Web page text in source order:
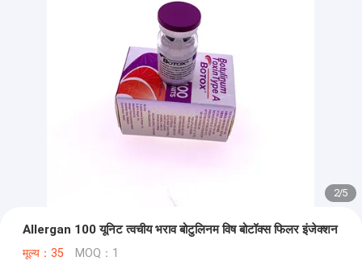
2/5
Allergan 100 यूनिट त्वचीय भराव बोटुलिनम विष बोटॉक्स फिलर इंजेक्शन
मूल्य：35 MOQ：1